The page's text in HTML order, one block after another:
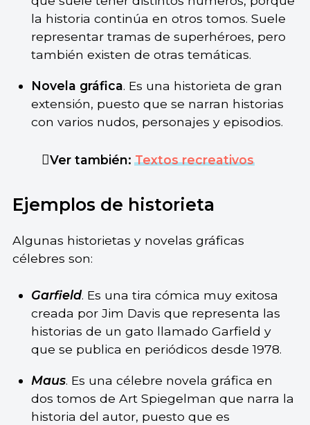
la historia continúa en otros tomos. Suele
representar tramas de superhéroes, pero
también existen de otras temáticas.
Novela gráfica. Es una historieta de gran
extensión, puesto que se narran historias
con varios nudos, personajes y episodios.
Ver también:Textos recreativos
Ejemplos de historieta
Algunas historietas y novelas gráficas
célebres son:
Garfield. Es una tira cómica muy exitosa
creada por Jim Davis que representa las
historias de un gato llamado Garfield y
que se publica en periódicos desde 1978.
Maus. Es una célebre novela gráfica en
dos tomos de Art Spiegelman que narra la
historia del autor, puesto que es